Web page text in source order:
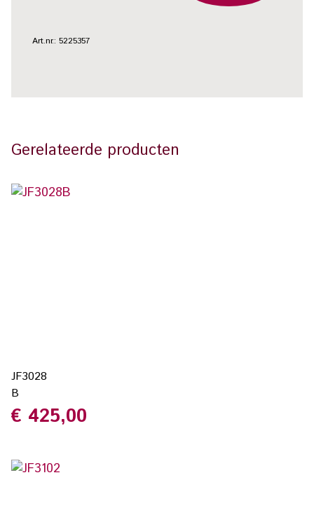
Art.nr.: 5225357
Gerelateerde producten
JF3028
B
€ 425,00